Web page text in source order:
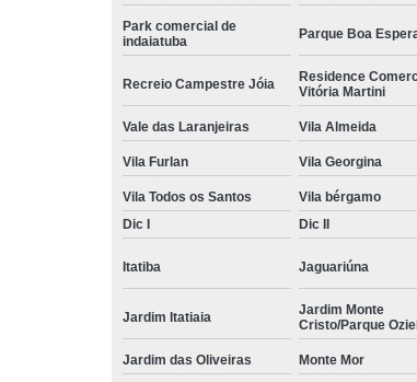
Park comercial de
indaiatuba
Parque Boa
Recreio Campestre Jóia
Residence
Vitória Martini
Vale das Laranjeiras Vila Almeida
Vila Furlan Vila Georgina
Vila Todos os Santos
Vila bérgamo
Dic I
Dic II
Itatiba Jaguariúna
Jardim Itatiaia
Jardim Monte
Cristo/Parque
Jardim das Oliveiras Monte Mor